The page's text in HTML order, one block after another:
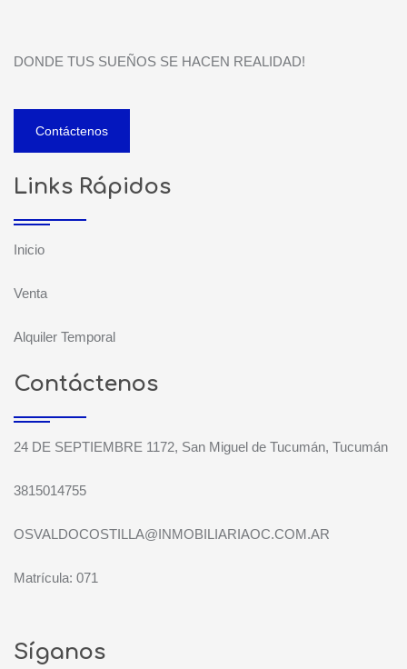
DONDE TUS SUEÑOS SE HACEN REALIDAD!
Contáctenos
Links Rápidos
Inicio
Venta
Alquiler Temporal
Contáctenos
24 DE SEPTIEMBRE 1172, San Miguel de Tucumán, Tucumán
3815014755
OSVALDOCOSTILLA@INMOBILIARIAOC.COM.AR
Matrícula: 071
Síganos